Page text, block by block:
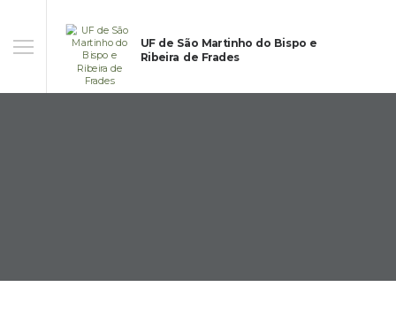
UF de São Martinho do Bispo e
Ribeira de Frades